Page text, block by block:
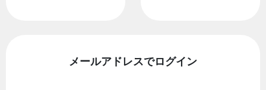
メールアドレスでログイン